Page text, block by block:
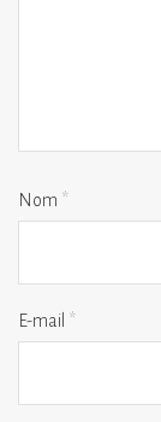
Nom *
E-mail *